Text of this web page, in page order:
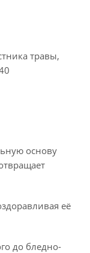
травы,
основу
её
до бледно-